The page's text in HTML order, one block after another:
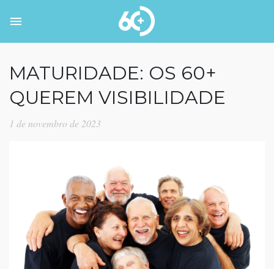
MATURIDADE: OS 60+
QUEREM VISIBILIDADE
1 de novembro de 2023